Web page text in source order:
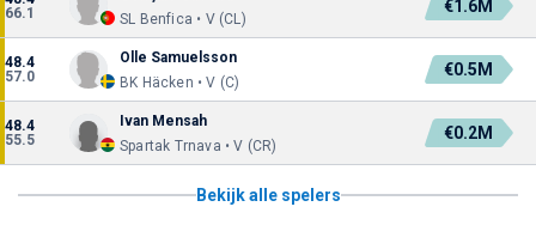
66.1
SL Benfica • V (CL)
€1.6M
48.4
57.0
Olle Samuelsson
BK Häcken • V (C)
€0.5M
48.4
55.5
Ivan Mensah
Spartak Trnava • V (CR)
€0.2M
Bekijk alle spelers